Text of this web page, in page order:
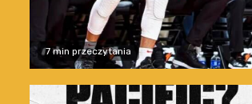
7 min przeczytania